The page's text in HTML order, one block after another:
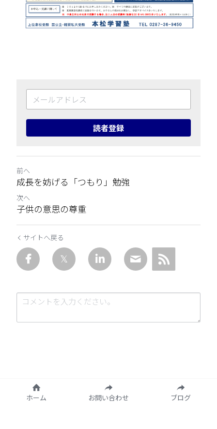
読者登録
前へ
成長を妨げる「つもり」勉強
次へ
子供の意思の尊重
サイトへ戻る
送信
ホーム お問い合わせ ブログ